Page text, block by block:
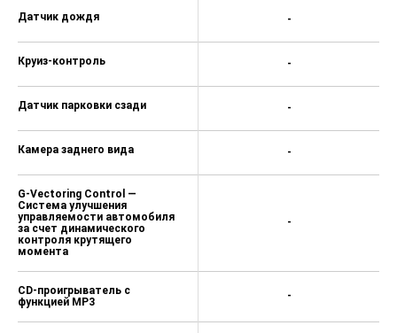
Датчик дождя
Круиз-контроль
Датчик парковки сзади
Камера заднего вида
G-Vectoring Control —
Система улучшения
управляемости автомобиля
за счет динамического
контроля крутящего
момента
CD-проигрыватель с
функцией MP3
-
-
-
-
-
-